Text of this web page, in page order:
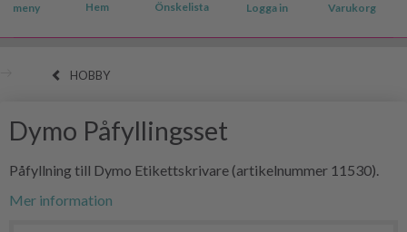
meny
HOBBY
Dymo Påfyllingsset
Påfyllning till Dymo Etikettskrivare (artikelnummer 11530).
Mer information